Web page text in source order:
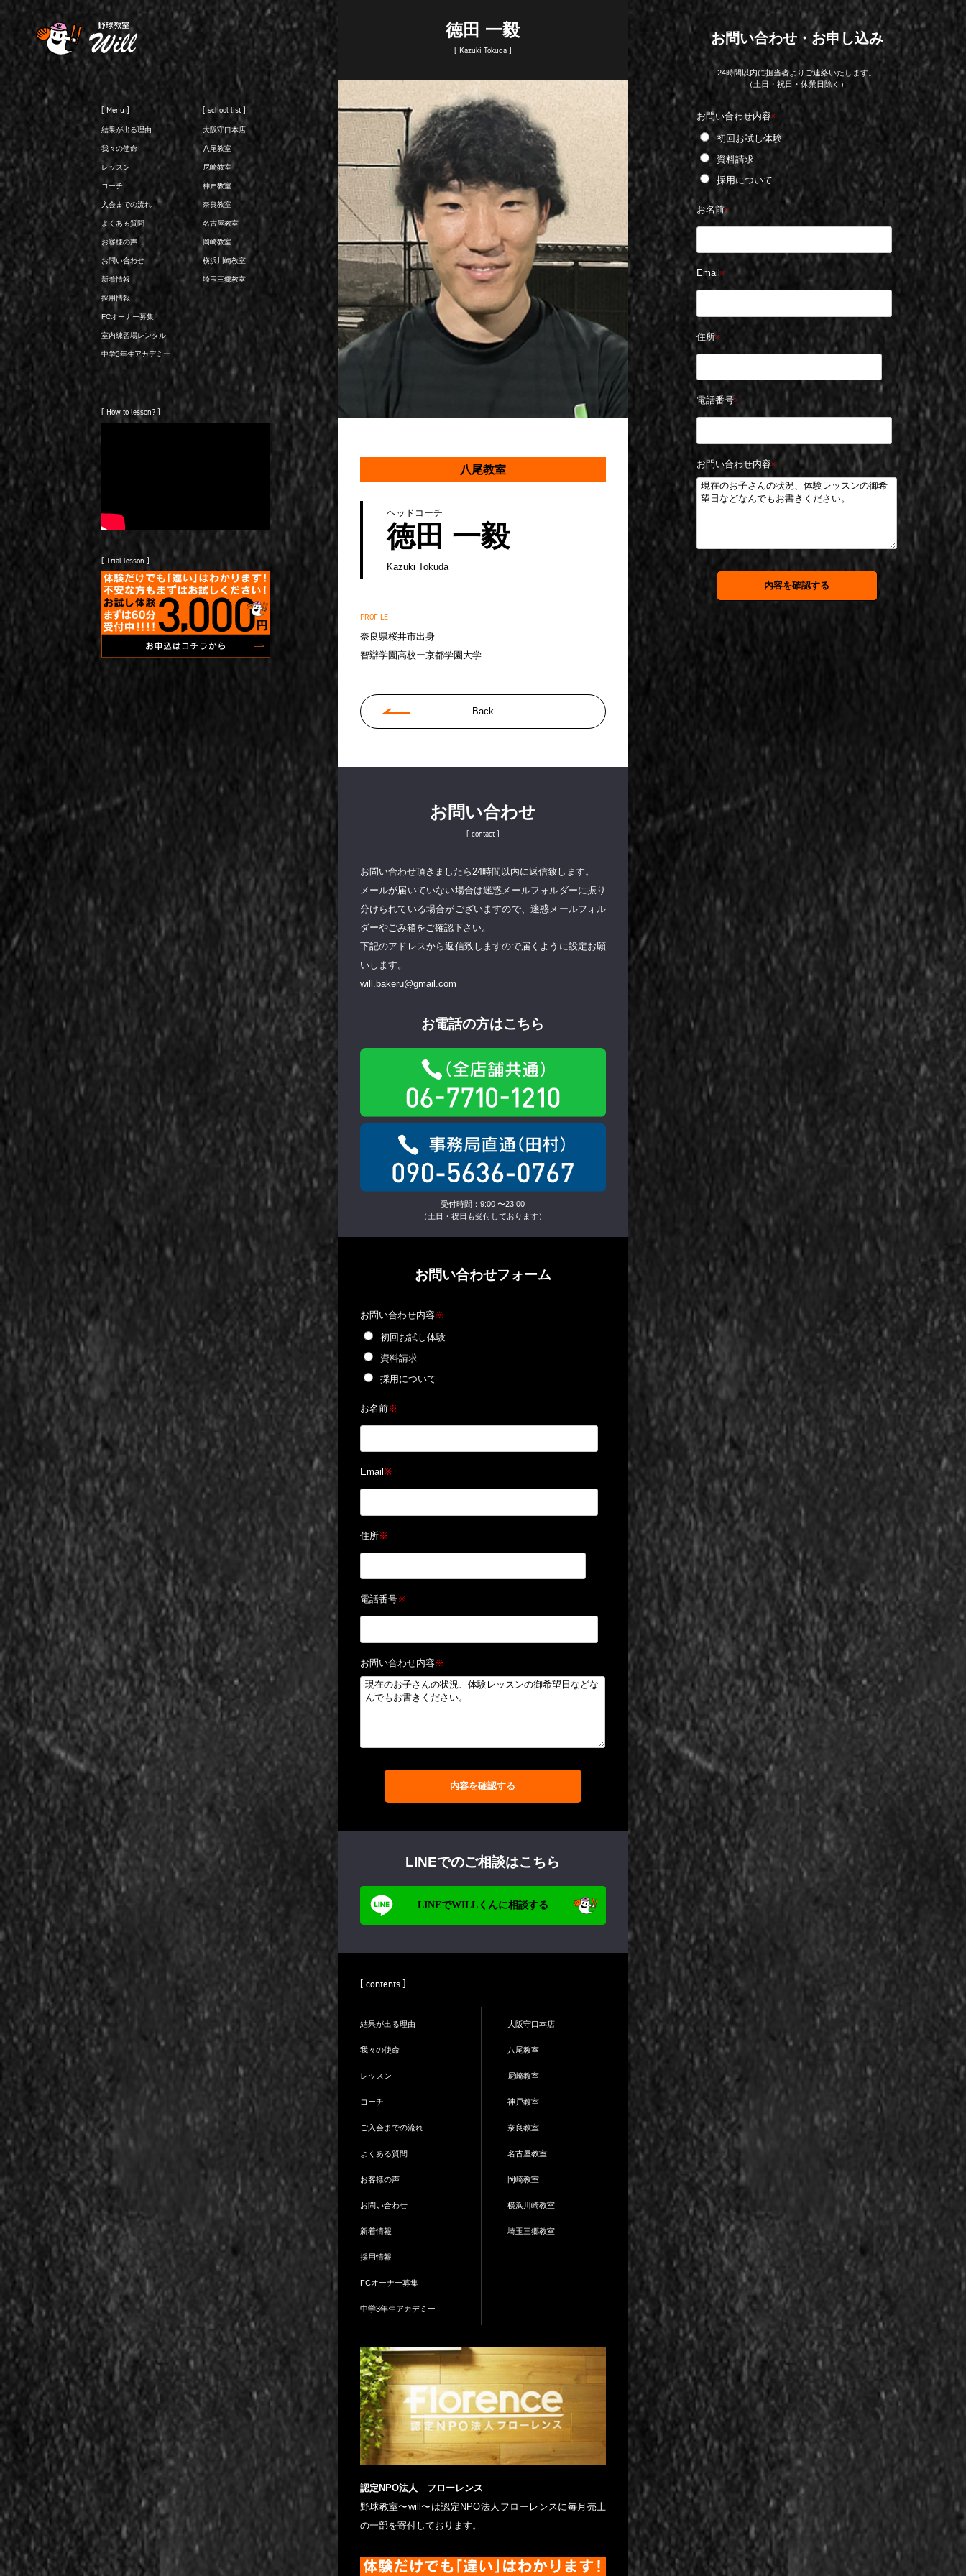
[ Menu ]
結果が出る理由
我々の使命
レッスン
コーチ
入会までの流れ
よくある質問
お客様の声
お問い合わせ
新着情報
採用情報
FCオーナー募集
室内練習場レンタル
中学3年生アカデミー
[ school list ]
大阪守口本店
八尾教室
尼崎教室
神戸教室
奈良教室
名古屋教室
岡崎教室
横浜川崎教室
埼玉三郷教室
[ How to lesson? ]
[ Trial lesson ]
徳田 一毅
[ Kazuki Tokuda ]
八尾教室
ヘッドコーチ
徳田 一毅
Kazuki Tokuda
PROFILE
奈良県桜井市出身
智辯学園高校ー京都学園大学
Back
お問い合わせ
[ contact ]
お問い合わせ頂きましたら24時間以内に返信致します。
メールが届いていない場合は迷惑メールフォルダーに振り
分けられている場合がございますので、迷惑メールフォル
ダーやごみ箱をご確認下さい。
下記のアドレスから返信致しますので届くように設定お願
いします。
will.bakeru@gmail.com
お電話の方はこちら
受付時間：9:00 〜23:00
（土日・祝日も受付しております）
お問い合わせフォーム
お問い合わせ内容※
初回お試し体験
資料請求
採用について
お名前※
Email ※
住所※
電話番号※
お問い合わせ内容※
内容を確認する
LINEでのご相談はこちら
[ contents ]
結果が出る理由
我々の使命
レッスン
コーチ
ご入会までの流れ
よくある質問
お客様の声
お問い合わせ
新着情報
採用情報
FCオーナー募集
中学3年生アカデミー
大阪守口本店
八尾教室
尼崎教室
神戸教室
奈良教室
名古屋教室
岡崎教室
横浜川崎教室
埼玉三郷教室
認定NPO法人 フローレンス
野球教室〜will〜は認定NPO法人フローレンスに毎月売上
の一部を寄付しております。
お問い合わせ・お申し込み
24時間以内に担当者よりご連絡いたします。
（土日・祝日・休業日除く）
お問い合わせ内容※
初回お試し体験
資料請求
採用について
お名前※
Email ※
住所※
電話番号※
お問い合わせ内容※
内容を確認する